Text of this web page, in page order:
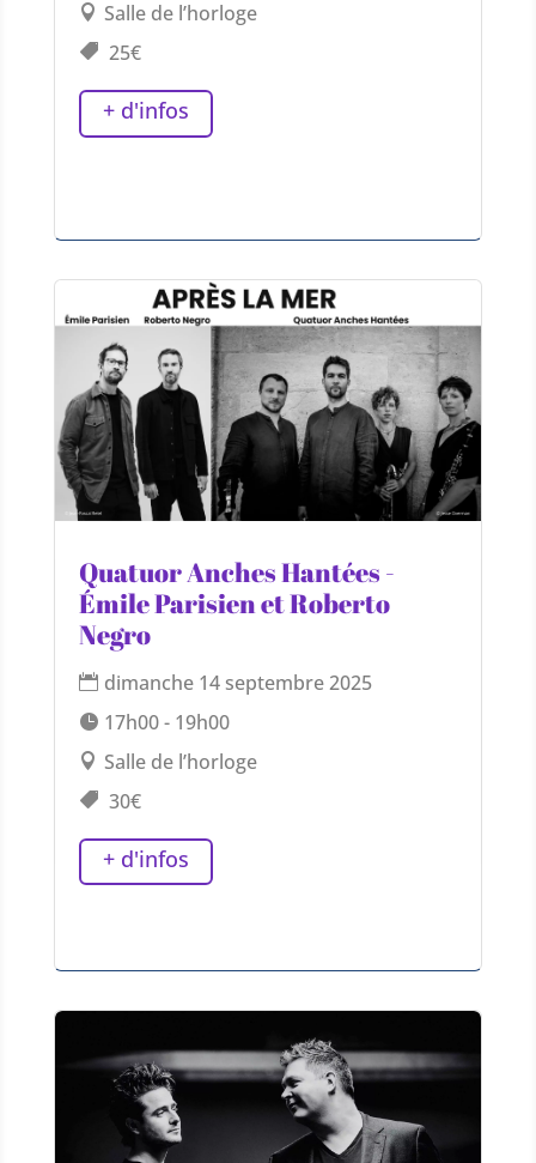
Salle de l’horloge
25€
+ d'infos
Quatuor Anches Hantées -
Émile Parisien et Roberto
Negro
dimanche 14 septembre 2025
17h00 - 19h00
Salle de l’horloge
30€
+ d'infos